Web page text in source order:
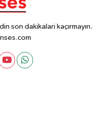
son dakikalari kaçırmayın.